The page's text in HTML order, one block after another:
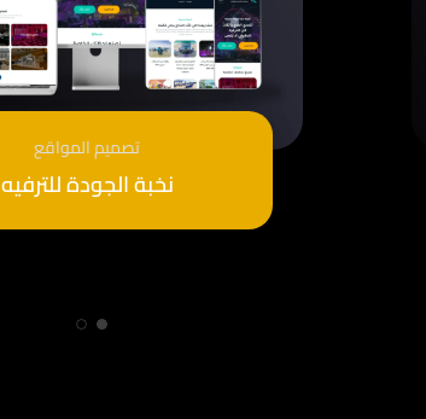
نخبة الجودة للترفيه
تصميم المواقع